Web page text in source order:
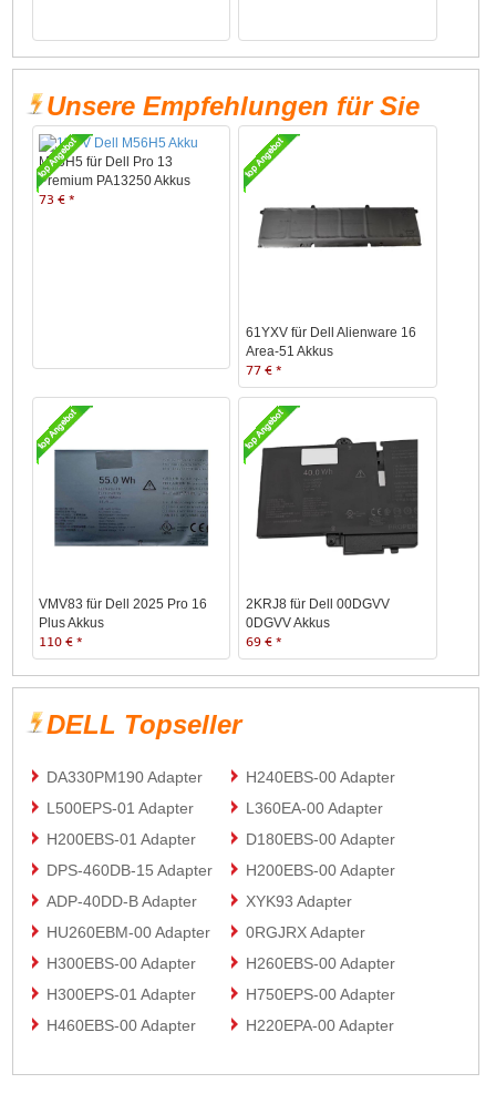
Unsere Empfehlungen für Sie
M56H5 für Dell Pro 13
Premium PA13250 Akkus
73 € *
61YXV für Dell Alienware 16
Area-51 Akkus
77 € *
VMV83 für Dell 2025 Pro 16
Plus Akkus
110 € *
2KRJ8 für Dell 00DGVV
0DGVV Akkus
69 € *
DELL Topseller
DA330PM190 Adapter
H240EBS-00 Adapter
L500EPS-01 Adapter
L360EA-00 Adapter
H200EBS-01 Adapter
D180EBS-00 Adapter
DPS-460DB-15 Adapter
H200EBS-00 Adapter
ADP-40DD-B Adapter
XYK93 Adapter
HU260EBM-00 Adapter
0RGJRX Adapter
H300EBS-00 Adapter
H260EBS-00 Adapter
H300EPS-01 Adapter
H750EPS-00 Adapter
H460EBS-00 Adapter
H220EPA-00 Adapter